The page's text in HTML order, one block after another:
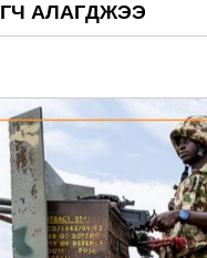
АЛАГДЖЭЭ